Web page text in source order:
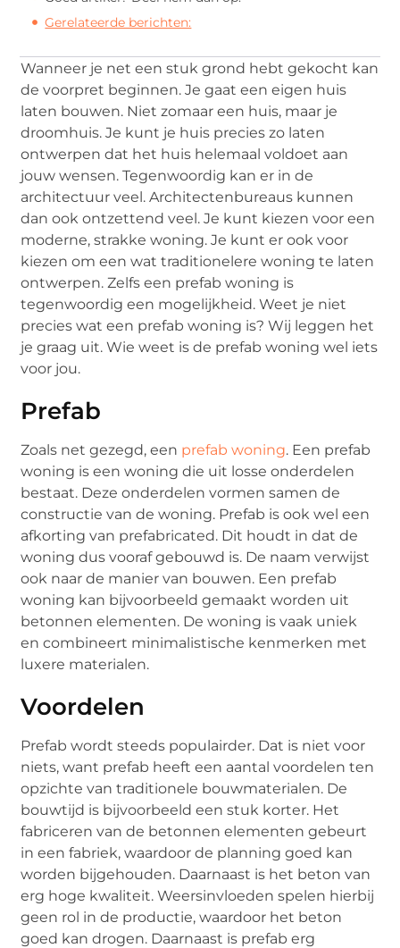
Gerelateerde berichten:
Wanneer je net een stuk grond hebt gekocht kan
de voorpret beginnen. Je gaat een eigen huis
laten bouwen. Niet zomaar een huis, maar je
droomhuis. Je kunt je huis precies zo laten
ontwerpen dat het huis helemaal voldoet aan
jouw wensen. Tegenwoordig kan er in de
architectuur veel. Architectenbureaus kunnen
dan ook ontzettend veel. Je kunt kiezen voor een
moderne, strakke woning. Je kunt er ook voor
kiezen om een wat traditionelere woning te laten
ontwerpen. Zelfs een prefab woning is
tegenwoordig een mogelijkheid. Weet je niet
precies wat een prefab woning is? Wij leggen het
je graag uit. Wie weet is de prefab woning wel iets
voor jou.
Prefab
Zoals net gezegd, een prefab woning. Een prefab
woning is een woning die uit losse onderdelen
bestaat. Deze onderdelen vormen samen de
constructie van de woning. Prefab is ook wel een
afkorting van prefabricated. Dit houdt in dat de
woning dus vooraf gebouwd is. De naam verwijst
ook naar de manier van bouwen. Een prefab
woning kan bijvoorbeeld gemaakt worden uit
betonnen elementen. De woning is vaak uniek
en combineert minimalistische kenmerken met
luxere materialen.
Voordelen
Prefab wordt steeds populairder. Dat is niet voor
niets, want prefab heeft een aantal voordelen ten
opzichte van traditionele bouwmaterialen. De
bouwtijd is bijvoorbeeld een stuk korter. Het
fabriceren van de betonnen elementen gebeurt
in een fabriek, waardoor de planning goed kan
worden bijgehouden. Daarnaast is het beton van
erg hoge kwaliteit. Weersinvloeden spelen hierbij
geen rol in de productie, waardoor het beton
goed kan drogen. Daarnaast is prefab erg